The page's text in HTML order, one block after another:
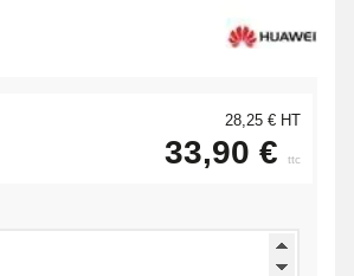
28,25 € HT
33,90 € ttc